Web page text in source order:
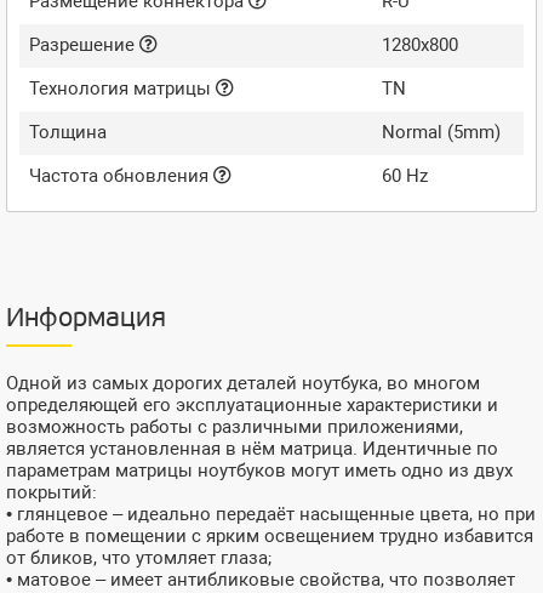
Разрешение
1280x800
Технология матрицы
TN
Толщина
Normal (5mm)
Частота обновления
60 Hz
Информация
Одной из самых дорогих деталей ноутбука, во многом
определяющей его эксплуатационные характеристики и
возможность работы с различными приложениями,
является установленная в нём матрица. Идентичные по
параметрам матрицы ноутбуков могут иметь одно из двух
покрытий:
• глянцевое – идеально передаёт насыщенные цвета, но при
работе в помещении с ярким освещением трудно избавится
от бликов, что утомляет глаза;
• матовое – имеет антибликовые свойства, что позволяет